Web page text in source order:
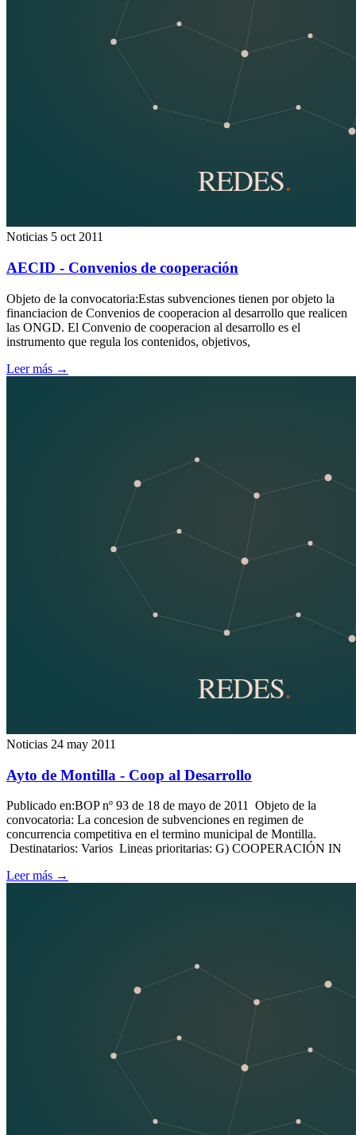
Noticias 5 oct 2011
AECID - Convenios de cooperación
Objeto de la convocatoria:Estas subvenciones tienen por objeto la
financiacion de Convenios de cooperacion al desarrollo que realicen
las ONGD. El Convenio de cooperacion al desarrollo es el
instrumento que regula los contenidos, objetivos,
Leer más →
Noticias 24 may 2011
Ayto de Montilla - Coop al Desarrollo
Publicado en:BOP nº 93 de 18 de mayo de 2011 Objeto de la
convocatoria: La concesion de subvenciones en regimen de
concurrencia competitiva en el termino municipal de Montilla.
Destinatarios: Varios Lineas prioritarias: G) COOPERACIÓN IN
Leer más →